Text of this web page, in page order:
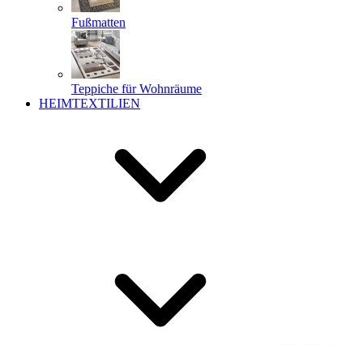
Fußmatten
Teppiche für Wohnräume
HEIMTEXTILIEN